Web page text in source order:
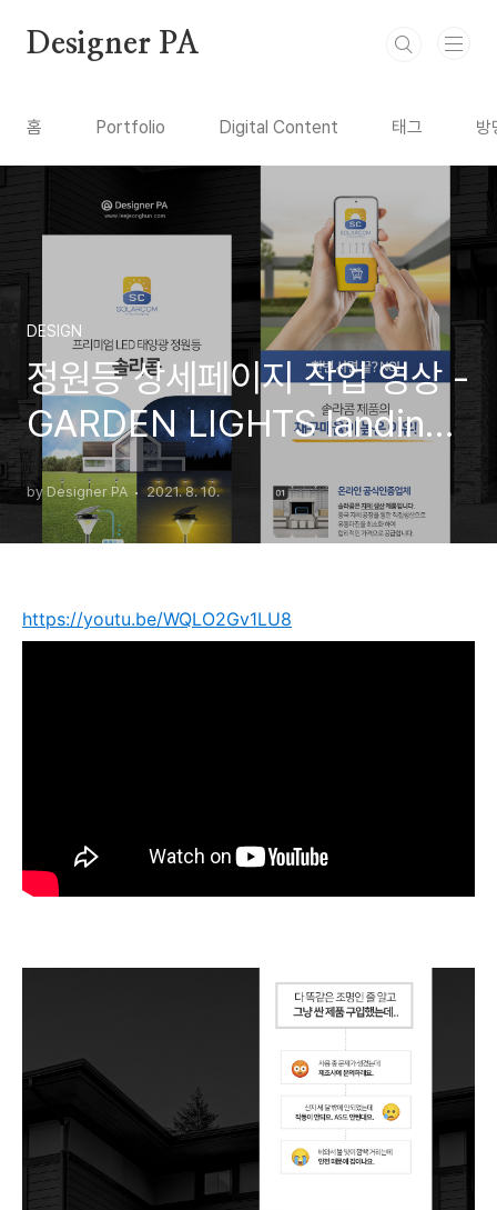
Designer PA
홈 Portfolio Digital Content 태그 방
DESIGN
정원등 상세페이지 작업 영상 -
GARDEN LIGHTS landing
by Designer PA 2021. 8. 10.
https://youtu.be/WQLO2Gv1LU8